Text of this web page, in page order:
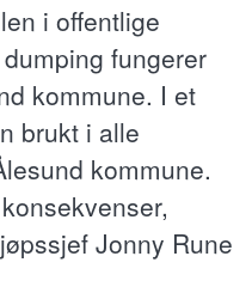
i offentlige
fungerer
kommune. I et
brukt i alle
kommune.
Jonny Rune